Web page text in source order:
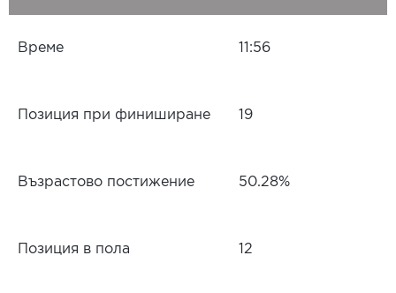
Време 11:56
Позиция при финиширане 19
Възрастово постижение 50.28%
Позиция в пола 12